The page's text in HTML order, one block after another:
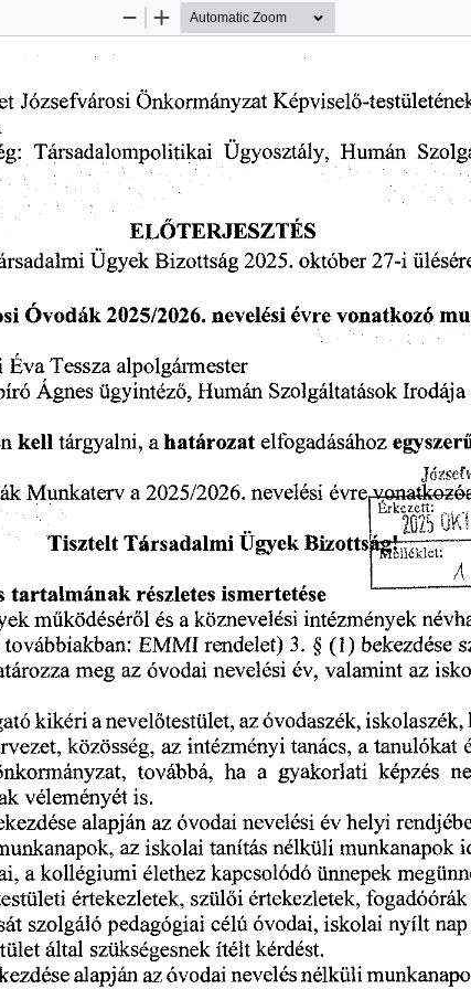
Zoom
Zoom
Józsefvárosi Önkormányzat Képviselő-
Társadalompolitikai Ügyosztály, Humán
ELŐTERJESZTÉS
Ügyek Bizottság 2025. október 27-i
Óvodák 2025/2026. nevelési évre vonatkozó
Éva Tessza alpolgármester
Ágnes ügyintéző, Humán Szolgáltatások Irodája
kell tárgyalni, a határozat elfogadásához
Munkaterv a 2025/2026. nevelési
Érkezett: ... .T
2025 W
Tisztelt Társadalmi Ügyek Bizottsá^~^[7
tartalmának részletes ismertetése
működéséről és a köznevelési intézmények
továbbiakban: EMMI rendelet) 3. § (1) bekezdése
meg az óvodai nevelési év, valamint az
kikéri a nevelőtestület, az óvodaszék, iskolaszék,
közösség, az intézményi tanács, a tanulókat
továbbá, ha a gyakorlati képzés
véleményét is.
alapján az óvodai nevelési év helyi
az iskolai tanítás nélküli munkanapok
a kollégiumi élethez kapcsolódó ünnepek
értekezletek, szülői értekezletek, fogadóórák
szolgáló pedagógiai célú óvodai, iskolai nyílt nap
által szükségesnek ítélt kérdést.
alapján az óvodai nevelés nélküli